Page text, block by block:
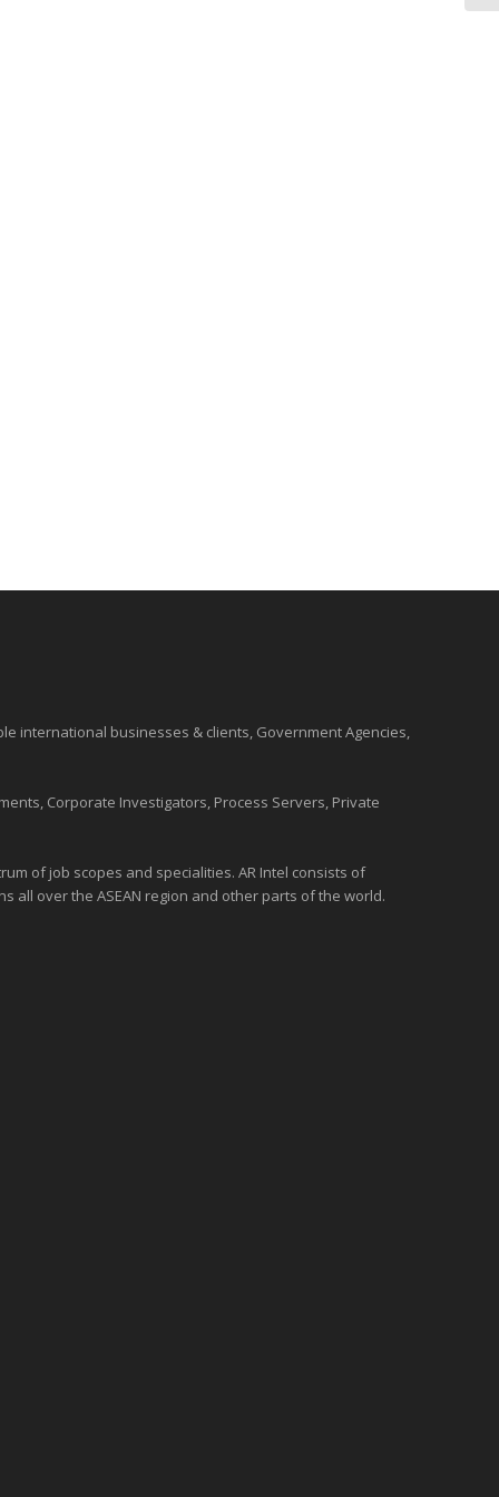
international businesses & clients, Government Agencies,
Corporate Investigators, Process Servers, Private
of job scopes and specialities. AR Intel consists of
all over the ASEAN region and other parts of the world.